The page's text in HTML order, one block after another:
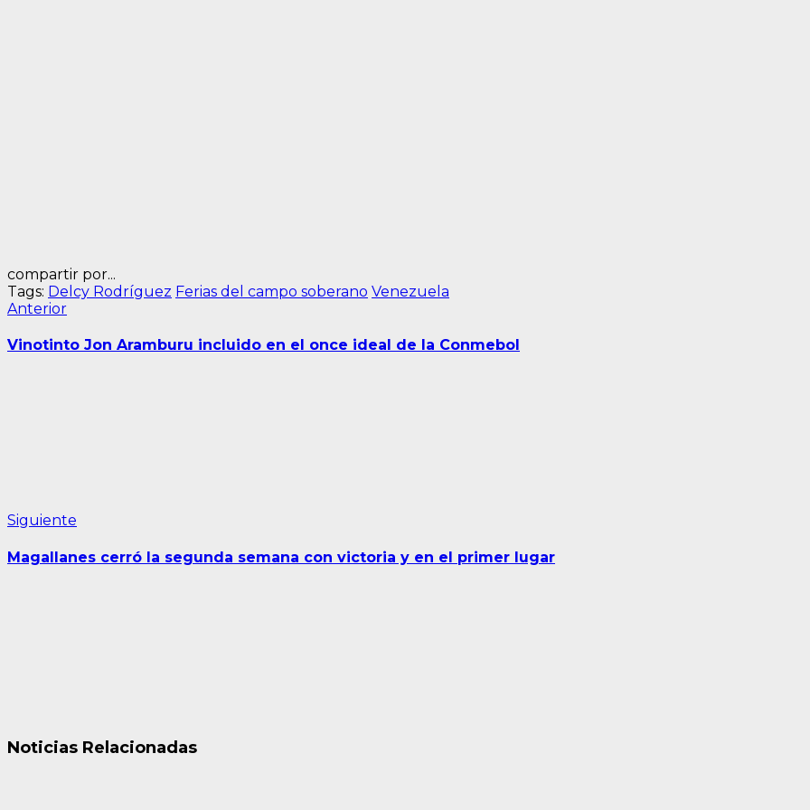
compartir por...
Tags: Delcy Rodríguez Ferias del campo soberano Venezuela
Navegación
de
AnteriorEntrada
Vinotinto Jon Aramburu incluido en el once ideal de la Conmebol
Siguiente
Magallanes cerró la segunda semana con victoria y en el primer lugar
Noticias Relacionadas